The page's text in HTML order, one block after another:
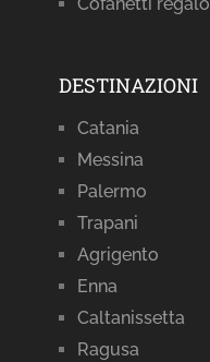
Cofanetti regalo
DESTINAZIONI
Catania
Messina
Palermo
Trapani
Agrigento
Enna
Caltanissetta
Ragusa